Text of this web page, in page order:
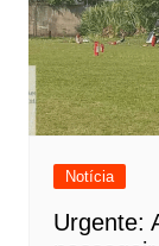
Notícia
Urgente: